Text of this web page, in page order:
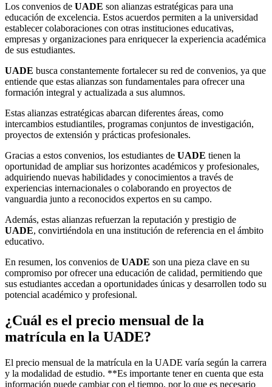
Los convenios de UADE son alianzas estratégicas para una
educación de excelencia. Estos acuerdos permiten a la universidad
establecer colaboraciones con otras instituciones educativas,
empresas y organizaciones para enriquecer la experiencia académica
de sus estudiantes.
UADE busca constantemente fortalecer su red de convenios, ya que
entiende que estas alianzas son fundamentales para ofrecer una
formación integral y actualizada a sus alumnos.
Estas alianzas estratégicas abarcan diferentes áreas, como
intercambios estudiantiles, programas conjuntos de investigación,
proyectos de extensión y prácticas profesionales.
Gracias a estos convenios, los estudiantes de UADE tienen la
oportunidad de ampliar sus horizontes académicos y profesionales,
adquiriendo nuevas habilidades y conocimientos a través de
experiencias internacionales o colaborando en proyectos de
vanguardia junto a reconocidos expertos en su campo.
Además, estas alianzas refuerzan la reputación y prestigio de
UADE, convirtiéndola en una institución de referencia en el ámbito
educativo.
En resumen, los convenios de UADE son una pieza clave en su
compromiso por ofrecer una educación de calidad, permitiendo que
sus estudiantes accedan a oportunidades únicas y desarrollen todo su
potencial académico y profesional.
¿Cuál es el precio mensual de la
matrícula en la UADE?
El precio mensual de la matrícula en la UADE varía según la carrera
y la modalidad de estudio. **Es importante tener en cuenta que esta
información puede cambiar con el tiempo, por lo que es necesario